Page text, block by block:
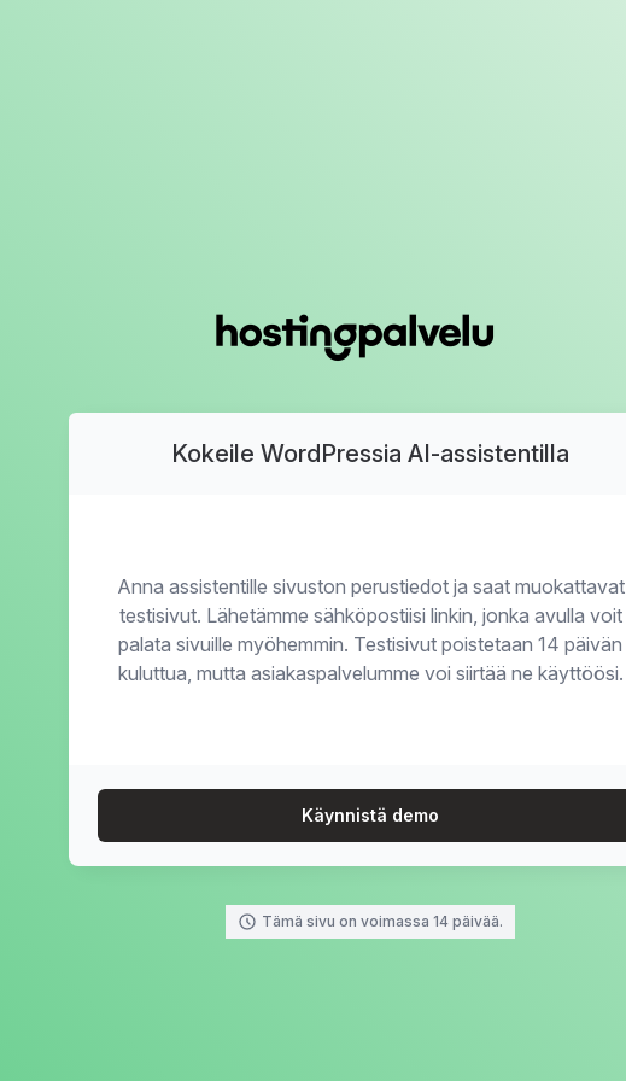
Kokeile WordPressia AI-assistentilla
Anna assistentille sivuston perustiedot ja saat muokattavat
testisivut. Lähetämme sähköpostiisi linkin, jonka avulla voit
palata sivuille myöhemmin. Testisivut poistetaan 14 päivän
kuluttua, mutta asiakaspalvelumme voi siirtää ne käyttöösi.
Käynnistä demo
Tämä sivu on voimassa 14 päivää.